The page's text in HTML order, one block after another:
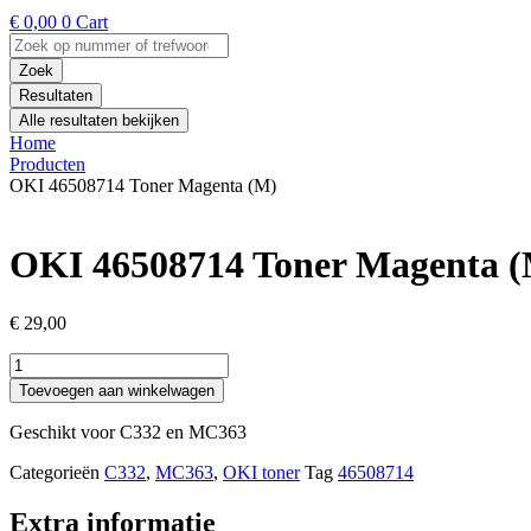
€ 0,00 0 Cart
Search
...Zoek
Resultaten
Alle resultaten bekijken
Home
Producten
OKI 46508714 Toner Magenta (M)
OKI 46508714 Toner Magenta
€ 29,00
OKI
46508714
Toner
Magenta
aantal
Toevoegen aan winkelwagen
Geschikt voor C332 en MC363
Categorieën C332, MC363, OKI toner Tag 46508714
Extra informatie